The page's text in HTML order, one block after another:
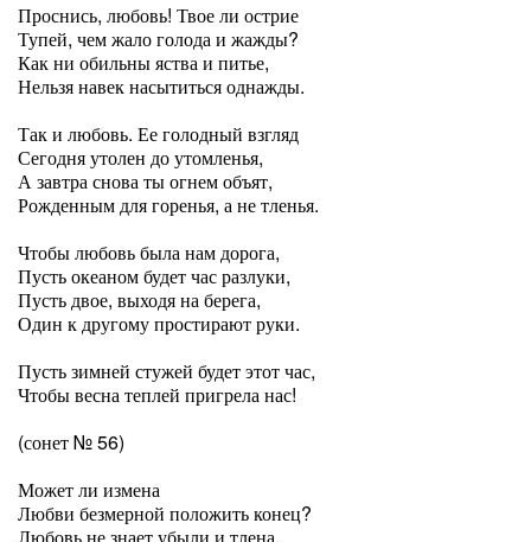
Проснись, любовь! Твое ли острие
Тупей, чем жало голода и жажды?
Как ни обильны яства и питье,
Нельзя навек насытиться однажды.
Так и любовь. Ее голодный взгляд
Сегодня утолен до утомленья,
А завтра снова ты огнем объят,
Рожденным для горенья, а не тленья.
Чтобы любовь была нам дорога,
Пусть океаном будет час разлуки,
Пусть двое, выходя на берега,
Один к другому простирают руки.
Пусть зимней стужей будет этот час,
Чтобы весна теплей пригрела нас!
(сонет № 56)
Может ли измена
Любви безмерной положить конец?